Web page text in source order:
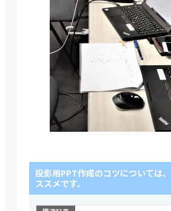
投影用PPT作成のコツについては
ススメです。